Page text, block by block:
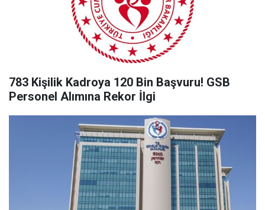
783 Kişilik Kadroya 120 Bin Başvuru! GSB
Personel Alımına Rekor İlgi